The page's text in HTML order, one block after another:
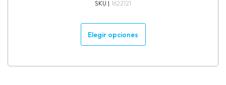
Muro de contención
SKU | 1622121
Elegir opciones